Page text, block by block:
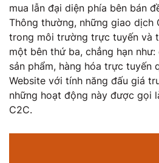
mua lẫn đại diện phía bên bán
Thông thường, những giao dịch
trong môi trường trực tuyến và
một bên thứ ba, chẳng hạn
sản phẩm, hàng hóa trực tuyến
Website với tính năng đấu giá
những hoạt động này được gọi
C2C.